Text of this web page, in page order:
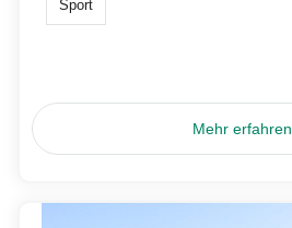
Sport
Mehr erfahren